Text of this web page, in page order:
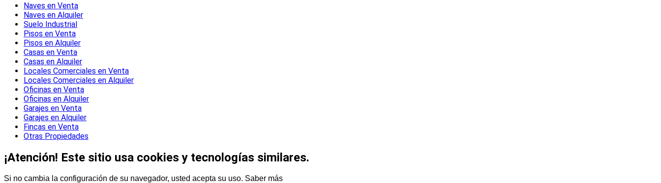
Naves en Venta
Naves en Alquiler
Suelo Industrial
Pisos en Venta
Pisos en Alquiler
Casas en Venta
Casas en Alquiler
Locales Comerciales en Venta
Locales Comerciales en Alquiler
Oficinas en Venta
Oficinas en Alquiler
Garajes en Venta
Garajes en Alquiler
Fincas en Venta
Otras Propiedades
¡Atención! Este sitio usa cookies y tecnologías similares.
Si no cambia la configuración de su navegador, usted acepta su uso. Saber más